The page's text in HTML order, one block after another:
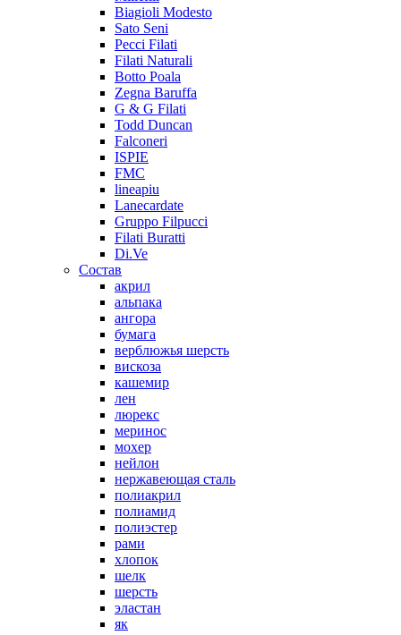
Biagioli Modesto
Sato Seni
Pecci Filati
Filati Naturali
Botto Poala
Zegna Baruffa
G & G Filati
Todd Duncan
Falconeri
ISPIE
FMC
lineapiu
Lanecardate
Gruppo Filpucci
Filati Buratti
Di.Ve
Состав
акрил
альпака
ангора
бумага
верблюжья шерсть
вискоза
кашемир
лен
люрекс
меринос
мохер
нейлон
нержавеющая сталь
полиакрил
полиамид
полиэстер
рами
хлопок
шелк
шерсть
эластан
як